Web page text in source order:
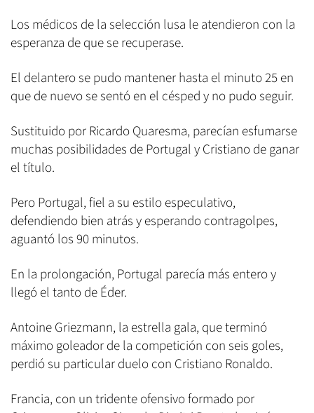
Los médicos de la selección lusa le atendieron con la
esperanza de que se recuperase.
El delantero se pudo mantener hasta el minuto 25 en
que de nuevo se sentó en el césped y no pudo seguir.
Sustituido por Ricardo Quaresma, parecían esfumarse
muchas posibilidades de Portugal y Cristiano de ganar
el título.
Pero Portugal, fiel a su estilo especulativo,
defendiendo bien atrás y esperando contragolpes,
aguantó los 90 minutos.
En la prolongación, Portugal parecía más entero y
llegó el tanto de Éder.
Antoine Griezmann, la estrella gala, que terminó
máximo goleador de la competición con seis goles,
perdió su particular duelo con Cristiano Ronaldo.
Francia, con un tridente ofensivo formado por